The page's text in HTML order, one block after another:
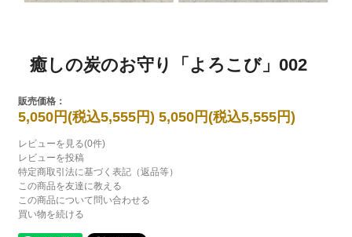
癒しの炭のお守り「よろこび」002
販売価格：
5,050円(税込5,555円) 5,050円(税込5,555円)
レビューを見る(0件)
レビューを投稿
特定商取引法に基づく表記（返品等）
この商品を友達に教える
この商品について問い合わせる
買い物を続ける